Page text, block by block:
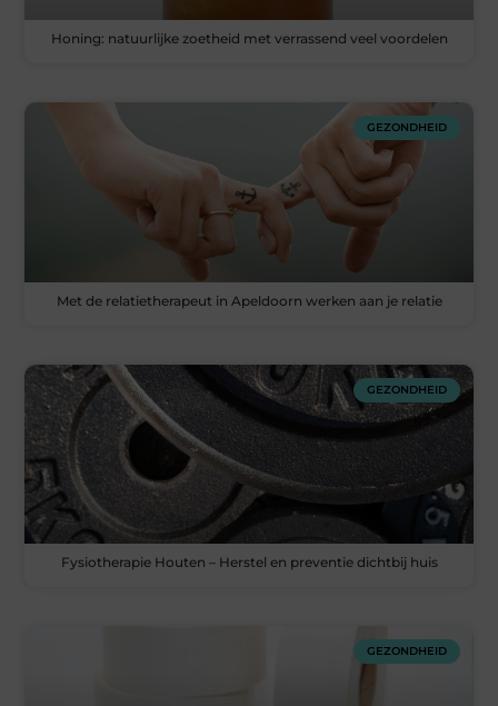
Honing: natuurlijke zoetheid met verrassend veel voordelen
GEZONDHEID
Met de relatietherapeut in Apeldoorn werken aan je relatie
GEZONDHEID
Fysiotherapie Houten – Herstel en preventie dichtbij huis
GEZONDHEID